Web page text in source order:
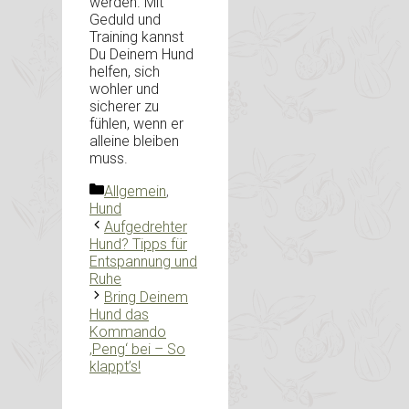
Geduld und
Training kannst
Du Deinem Hund
helfen, sich
wohler und
sicherer zu
fühlen, wenn er
alleine bleiben
muss.
Kategorien
Allgemein,
Hund
Aufgedrehter
Hund? Tipps für
Entspannung und
Ruhe
Bring Deinem
Hund das
Kommando
‚Peng‘ bei – So
klappt’s!